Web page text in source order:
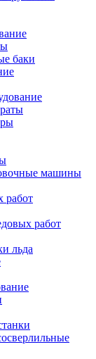
баки
машины
работ
работ
льда